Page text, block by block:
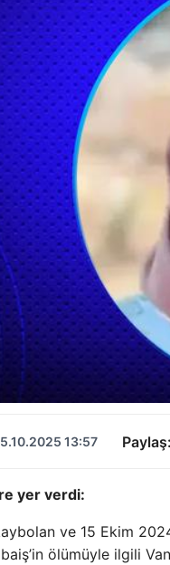
13:57 Paylaş:
yer verdi:
ve 15 Ekim
ölümüyle ilgili